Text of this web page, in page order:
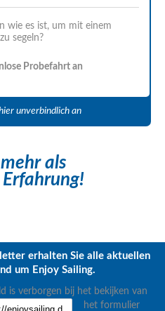
wie es ist, um mit einem
segeln?
Probefahrt an
unverbindlich an
als
erhalten Sie alle aktuellen
um Enjoy Sailing.
is verborgen bij het bekijken van
het formulier